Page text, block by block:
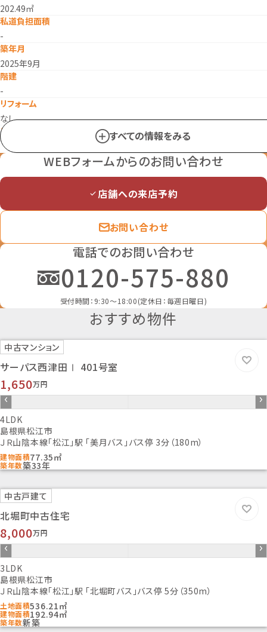
202.49㎡
私道負担面積
-
築年月
2025年9月
階建
-
リフォーム
なし
リノベーション
なし
駐車場
建物構造
土地権利
都市計画
-
60％
容積率
200％
接道状況
一方道路
地目
宅地
セットバック
-
国土法届出
-
建築確認番号
第R07SHC105261号
条件等
-
現況
築後未入居
借地期間/地代(月額)
--/-
権利金
-
敷金/保証金
すべての情報をみる
電話でのお問い合わせ
0120-575-880
受付時間：9:30～18:00(定休日：毎週日曜日)
WEBフォームからのお問い合わせ
お問い合わせ
店舗への来店予約
おすすめ物件
中古マンション
サーパス西津田Ⅰ 401号室
1,650万円
4LDK
島根県松江市
ＪＲ山陰本線「松江」駅 「美月バス」バス停 3分（180m）
建物面積77.35㎡
築年数築33年
中古戸建て
北堀町中古住宅
8,000万円
3LDK
島根県松江市
ＪＲ山陰本線「松江」駅 「北堀町バス」バス停 5分（350m）
土地面積536.21㎡
建物面積192.94㎡
築年数新築